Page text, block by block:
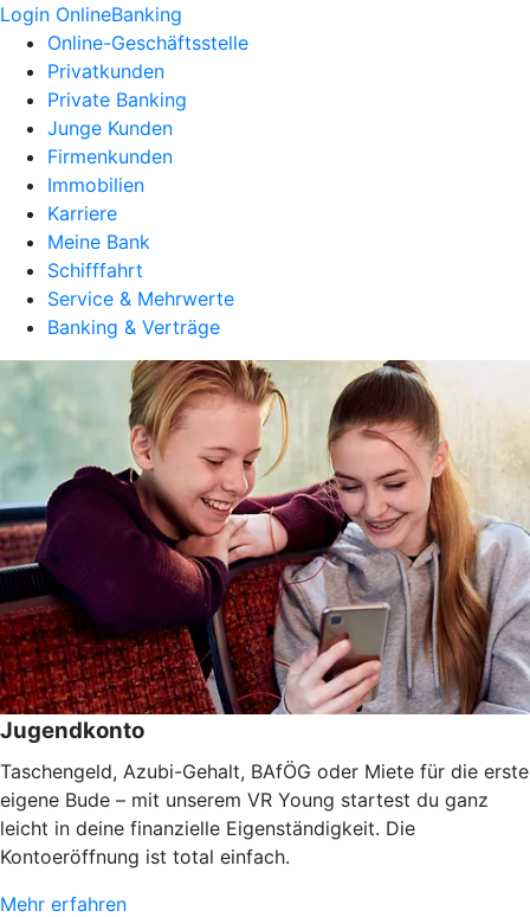
Login OnlineBanking
Online-Geschäftsstelle
Privatkunden
Private Banking
Junge Kunden
Firmenkunden
Immobilien
Karriere
Meine Bank
Schifffahrt
Service & Mehrwerte
Banking & Verträge
Jugendkonto
Taschengeld, Azubi-Gehalt, BAfÖG oder Miete für die erste
eigene Bude – mit unserem VR Young startest du ganz
leicht in deine finanzielle Eigenständigkeit. Die
Kontoeröffnung ist total einfach.
Mehr erfahren